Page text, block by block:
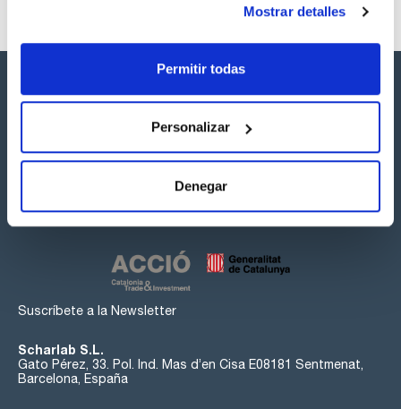
Mostrar detalles
Permitir todas
Personalizar
Denegar
Síguenos:
Suscríbete a la Newsletter
Scharlab S.L.
Gato Pérez, 33. Pol. Ind. Mas d’en Cisa E08181 Sentmenat,
Barcelona, España